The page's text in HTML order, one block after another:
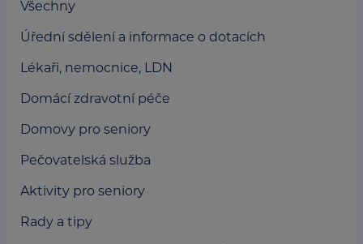
Všechny
Úřední sdělení a informace o dotacích
Lékaři, nemocnice, LDN
Domácí zdravotní péče
Domovy pro seniory
Pečovatelská služba
Aktivity pro seniory
Rady a tipy